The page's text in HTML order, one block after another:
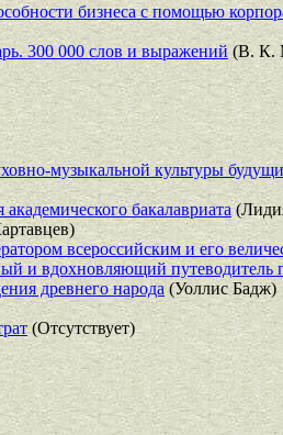
бизнеса с помощью
300 000 слов и выражений (В. К.
музыкальной культуры
бакалавриата
всероссийским и его
и вдохновляющий путеводитель
древнего народа(Уоллис Бадж)
(Отсутствует)